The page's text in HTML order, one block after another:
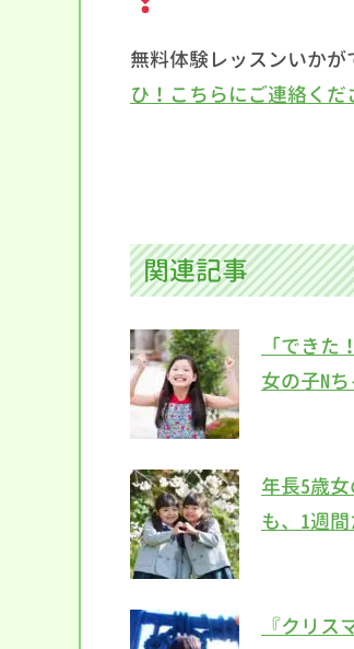
無料体験レッスンいか
ひ！こちらにご連絡くだ
関連記事
「でき
女の子N
年長5歳
も、1週
『クリ